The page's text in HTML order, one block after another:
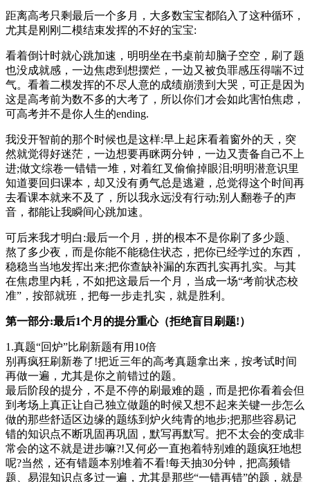
距离高考只剩最后一个多月，大多数宝宝都陷入了这种循环，
尤其是刚刚二模结束发挥的不好的宝宝:
看着倒计时就心跳加速，明明坐在书桌前却脑子空空，刷了题
也没成就感，一边焦虑到想摆烂，一边又被负罪感压得喘不过
气。看着二模发挥的不尽人意的成绩崩溃到大哭，可正是因为
这是高考前为数不多的大考了，所以你们才会如此害怕焦虑，
可高考并不是你人生的ending.
我没开智前的那个时候也是这样:早上起床看着窗外的天，突
然就觉得好迷茫，一边想要再眯两分钟，一边又责备自己不上
进;做文综卷一错错一堆，对着红叉偷偷掉眼泪;明明潜意识里
知道要回归课本，却又没有勇气总是逃避，总觉得这个时间再
去看课本就来不及了，所以我永远没有行动;别人翻卷子的声
音，都能让我瞬间心跳加速。
可后来我才明白:最后一个月，拼的根本不是你刷了多少题、
熬了多少夜，而是你能不能稳住状态，把你已经学过的东西，
稳稳当当地发挥出来;把你查缺补漏的东西扎实再扎实。与其
在焦虑里内耗，不如把这最后一个月，当成一场“考前状态校
准”，按部就班，把每一步走扎实，就是胜利。
第一部分:最后1个月的提分重心（拒绝盲目刷题!）
1.真题“回炉”比刷新题有用10倍
别再疯狂刷新卷了!把近三年的高考真题拿出来，按考试时间
再做一遍，尤其是你之前错过的题。
最后阶段的提分，不是不停的刷最难的题，而是把你看着会但
到考场上真正让自己独立做题的时候又想不起来关键一步怎么
做的那些舒适区边缘的题练到炉火纯青的地步;把那些容易记
错的知识点不断巩固再巩固，默写再默写。把不太会的变成非
常会的这不就是进步嘛?!又何必一直抱着特别难的题疯狂地想
呢?当然，还有错题本别堆着不看!每天抽30分钟，把高频错
题、易混知识点多过一遍，尤其是那些“一错再错”的题，就是